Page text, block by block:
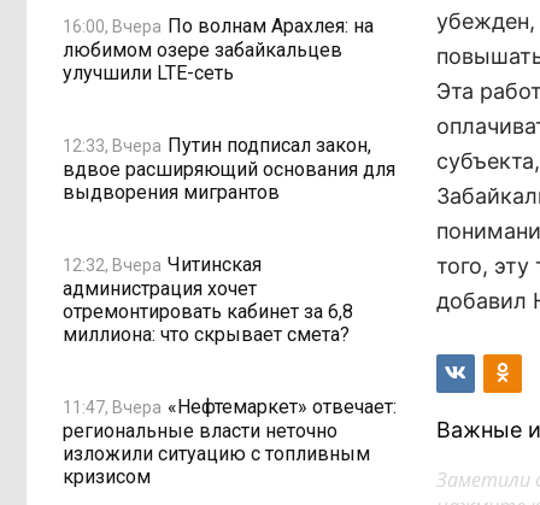
16:00, Вчера По волнам Арахлея: на
любимом озере забайкальцев
улучшили LTE-сеть
12:33, Вчера Путин подписал закон,
вдвое расширяющий основания для
выдворения мигрантов
12:32, Вчера Читинская
администрация хочет
отремонтировать кабинет за 6,8
миллиона: что скрывает смета?
11:47, Вчера «Нефтемаркет» отвечает:
региональные власти неточно
изложили ситуацию с топливным
кризисом
убежден,
Эта
того,
добавил
Важные
Заметили